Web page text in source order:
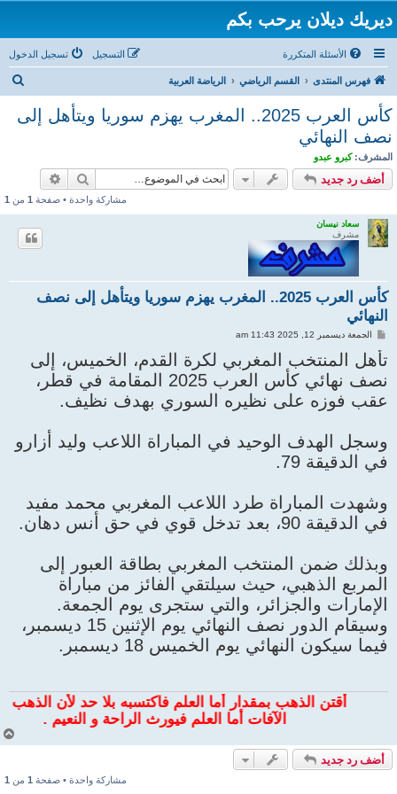
ديريك ديلان يرحب بكم
الأسئلة المتكررة تسجيل الدخول التسجيل
فهرس المنتدى القسم الرياضي الرياضة العربية
كأس العرب 2025.. المغرب يهزم سوريا ويتأهل إلى
نصف النهائي
المشرف: كبرو عبدو
أضف رد جديد بحث
مشاركة واحدة • صفحة 1 من 1
سعاد نيسان
مشرف
كأس العرب 2025.. المغرب يهزم سوريا ويتأهل إلى نصف
النهائي
ر
ة
الجمعة ديسمبر 12, 2025 11:43 am
تأهل المنتخب المغربي لكرة القدم، الخميس، إلى
نصف نهائي كأس العرب 2025 المقامة في قطر،
عقب فوزه على نظيره السوري بهدف نظيف.
وسجل الهدف الوحيد في المباراة اللاعب وليد أزارو
في الدقيقة 79.
وشهدت المباراة طرد اللاعب المغربي محمد مفيد
في الدقيقة 90، بعد تدخل قوي في حق أنس دهان.
وبذلك ضمن المنتخب المغربي بطاقة العبور إلى
المربع الذهبي، حيث سيلتقي الفائز من مباراة
الإمارات والجزائر، والتي ستجرى يوم الجمعة.
وسيقام الدور نصف النهائي يوم الإثنين 15 ديسمبر،
فيما سيكون النهائي يوم الخميس 18 ديسمبر.
أقتن الذهب بمقدار أما العلم فاكتسبه بلا حد لأن الذهب
الآفات أما العلم فيورث الراحة و النعيم .
أضف رد جديد
مشاركة واحدة • صفحة 1 من 1